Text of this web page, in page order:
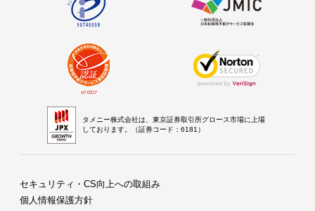
タメニー株式会社は、東京証券取引所グロース市場に上場
しております。（証券コード：6181）
セキュリティ・CS向上への取組み
個人情報保護方針